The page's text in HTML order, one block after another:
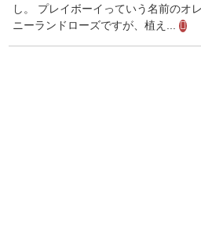
し。 プレイボーイっていう名前のオ
ニーランドローズですが、植え...